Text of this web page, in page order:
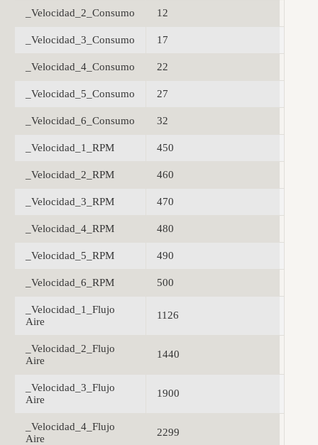
_Velocidad_2_Consumo 12
_Velocidad_3_Consumo 17
_Velocidad_4_Consumo 22
_Velocidad_5_Consumo 27
_Velocidad_6_Consumo 32
_Velocidad_1_RPM 450
_Velocidad_2_RPM 460
_Velocidad_3_RPM 470
_Velocidad_4_RPM 480
_Velocidad_5_RPM 490
_Velocidad_6_RPM 500
_Velocidad_1_Flujo
Aire
1126
_Velocidad_2_Flujo
Aire
1440
_Velocidad_3_Flujo
Aire
1900
_Velocidad_4_Flujo
Aire
2299